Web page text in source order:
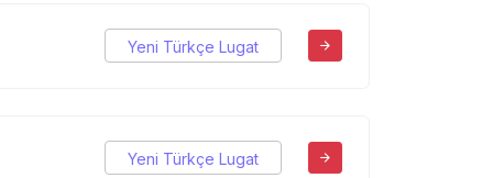
Yeni Türkçe Lugat
Yeni Türkçe Lugat